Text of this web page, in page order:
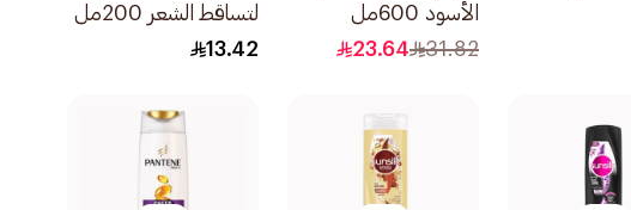
الأسود 600مل
31.82
23.64
لتساقط الشعر 200مل
13.42